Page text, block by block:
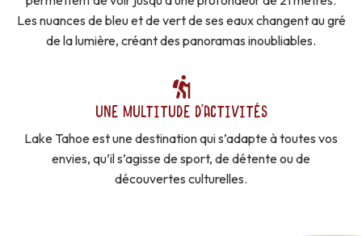
Les nuances de bleu et de vert de ses eaux changent au gré
de la lumière, créant des panoramas inoubliables.
UNE MULTITUDE D’ACTIVITÉS
Lake Tahoe est une destination qui s’adapte à toutes vos
envies, qu’il s’agisse de sport, de détente ou de
découvertes culturelles.